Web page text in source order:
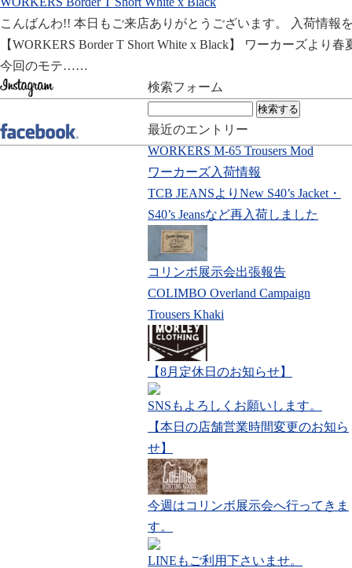
こんばんわ!! 本日もご来店ありがとうございます。 入荷情報
【WORKERS Border T Short White x Black】 ワーカーズより
今回のモテ……
検索フォーム
索:
最近のエントリー
WORKERS M-65 Trousers Mod
ワーカーズ入荷情報
TCB JEANSよりNew S40’s Jacket・
S40’s Jeansなど再入荷しました
コリンボ展示会出張報告
COLIMBO Overland Campaign
Trousers Khaki
【8月定休日のお知らせ】
SNSもよろしくお願いします。
【本日の店舗営業時間変更のお知ら
せ】
今週はコリンボ展示会へ行ってきま
す。
LINEもご利用下さいませ。